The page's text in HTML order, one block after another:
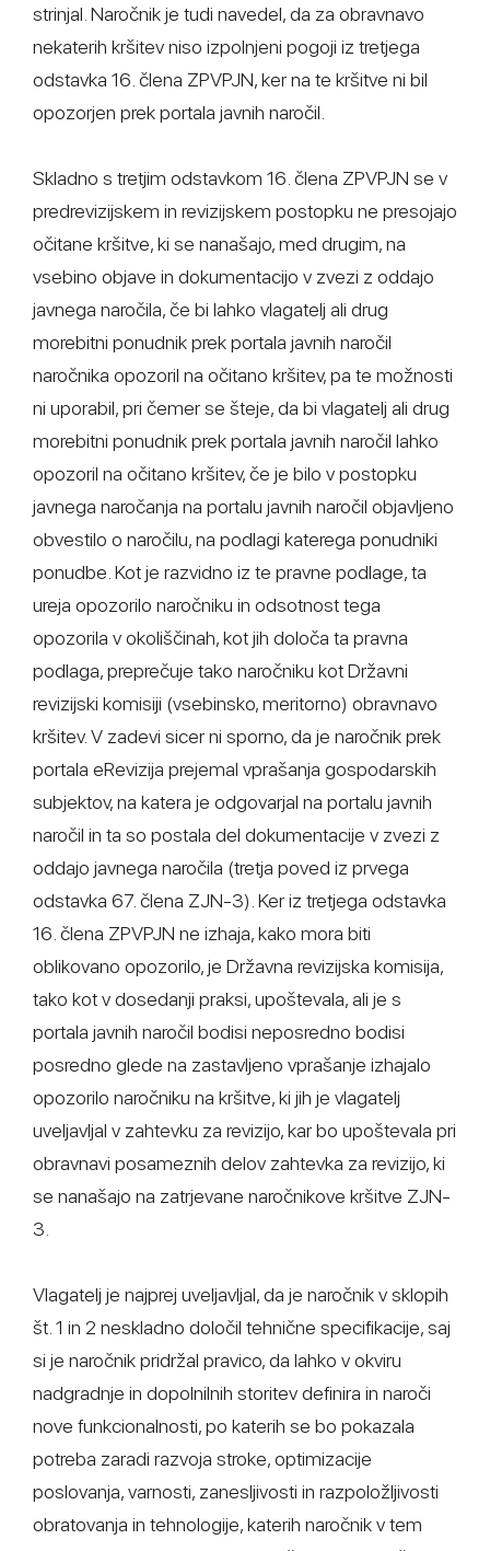
strinjal. Naročnik je tudi navedel, da za obravnavo
nekaterih kršitev niso izpolnjeni pogoji iz tretjega
odstavka 16. člena ZPVPJN, ker na te kršitve ni bil
opozorjen prek portala javnih naročil.
Skladno s tretjim odstavkom 16. člena ZPVPJN se v
predrevizijskem in revizijskem postopku ne presojajo
očitane kršitve, ki se nanašajo, med drugim, na
vsebino objave in dokumentacijo v zvezi z oddajo
javnega naročila, če bi lahko vlagatelj ali drug
morebitni ponudnik prek portala javnih naročil
naročnika opozoril na očitano kršitev, pa te možnosti
ni uporabil, pri čemer se šteje, da bi vlagatelj ali drug
morebitni ponudnik prek portala javnih naročil lahko
opozoril na očitano kršitev, če je bilo v postopku
javnega naročanja na portalu javnih naročil objavljeno
obvestilo o naročilu, na podlagi katerega ponudniki
ponudbe. Kot je razvidno iz te pravne podlage, ta
ureja opozorilo naročniku in odsotnost tega
opozorila v okoliščinah, kot jih določa ta pravna
podlaga, preprečuje tako naročniku kot Državni
revizijski komisiji (vsebinsko, meritorno) obravnavo
kršitev. V zadevi sicer ni sporno, da je naročnik prek
portala eRevizija prejemal vprašanja gospodarskih
subjektov, na katera je odgovarjal na portalu javnih
naročil in ta so postala del dokumentacije v zvezi z
oddajo javnega naročila (tretja poved iz prvega
odstavka 67. člena ZJN-3). Ker iz tretjega odstavka
16. člena ZPVPJN ne izhaja, kako mora biti
oblikovano opozorilo, je Državna revizijska komisija,
tako kot v dosedanji praksi, upoštevala, ali je s
portala javnih naročil bodisi neposredno bodisi
posredno glede na zastavljeno vprašanje izhajalo
opozorilo naročniku na kršitve, ki jih je vlagatelj
uveljavljal v zahtevku za revizijo, kar bo upoštevala pri
obravnavi posameznih delov zahtevka za revizijo, ki
se nanašajo na zatrjevane naročnikove kršitve ZJN-
3.
Vlagatelj je najprej uveljavljal, da je naročnik v sklopih
št. 1 in 2 neskladno določil tehnične specifikacije, saj
si je naročnik pridržal pravico, da lahko v okviru
nadgradnje in dopolnilnih storitev definira in naroči
nove funkcionalnosti, po katerih se bo pokazala
potreba zaradi razvoja stroke, optimizacije
poslovanja, varnosti, zanesljivosti in razpoložljivosti
obratovanja in tehnologije, katerih naročnik v tem